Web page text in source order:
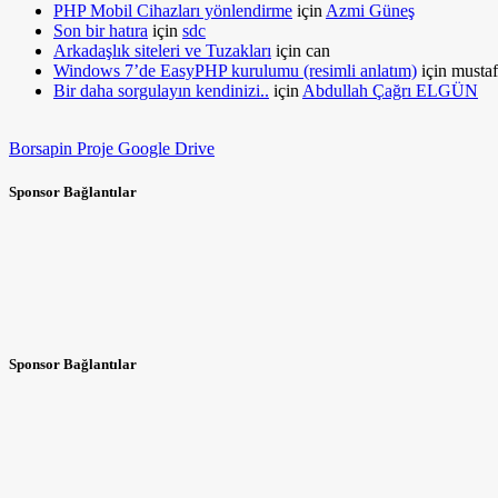
PHP Mobil Cihazları yönlendirme için Azmi Güneş
Son bir hatıra için sdc
Arkadaşlık siteleri ve Tuzakları için can
Windows 7’de EasyPHP kurulumu (resimli anlatım) için
Bir daha sorgulayın kendinizi.. için Abdullah Çağrı ELGÜN
Borsapin Proje Google Drive
Sponsor Bağlantılar
Sponsor Bağlantılar